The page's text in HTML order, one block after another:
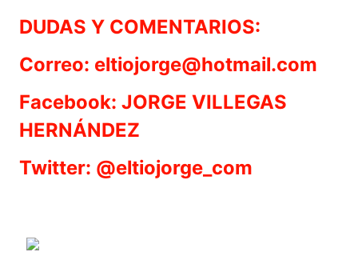
DUDAS Y COMENTARIOS:
Correo: eltiojorge@hotmail.com
Facebook: JORGE VILLEGAS
HERNÁNDEZ
Twitter: @eltiojorge_com